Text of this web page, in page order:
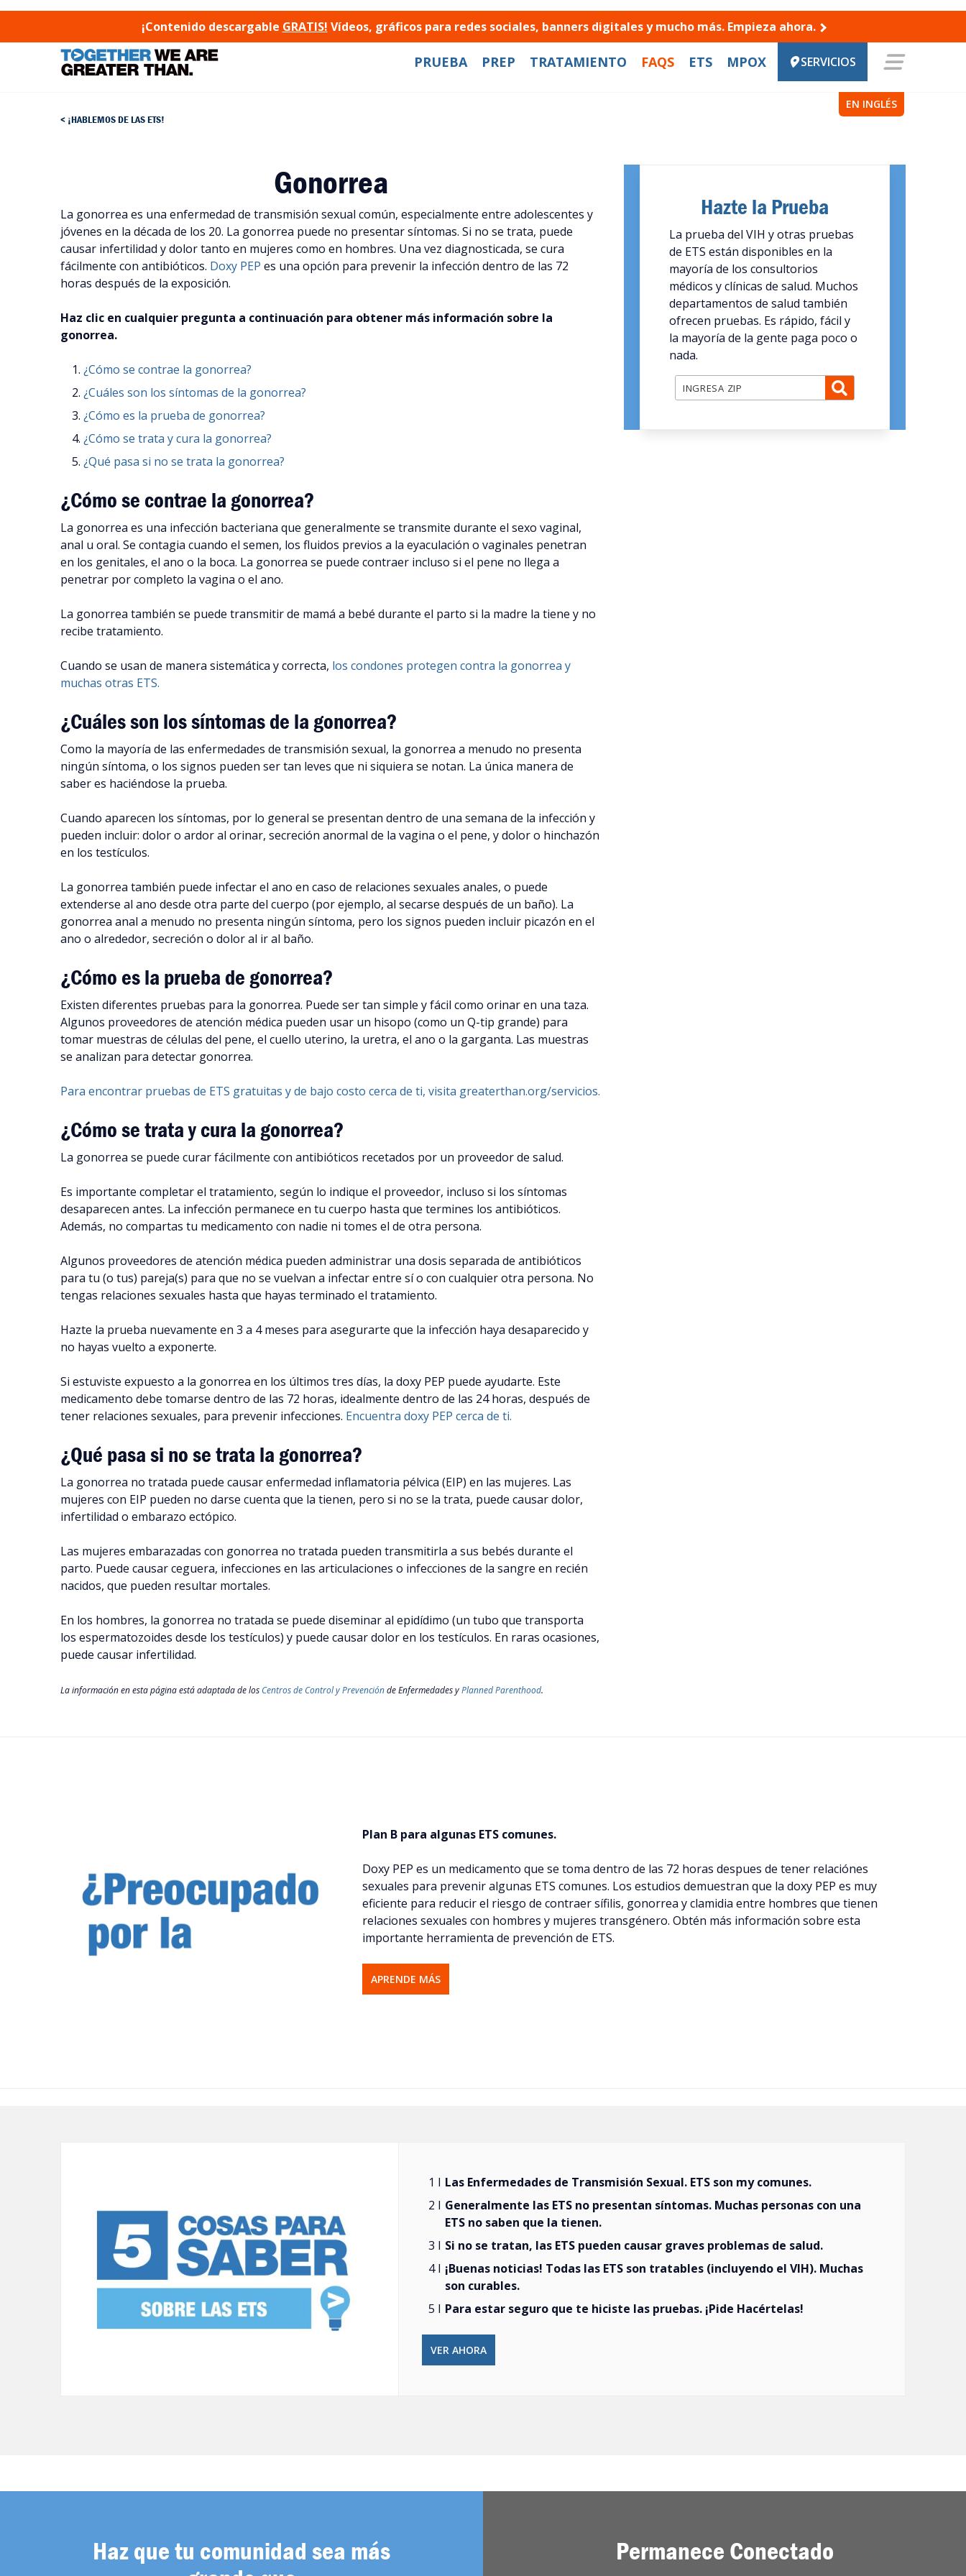
TO CONTENT
¡Contenido descargable GRATIS! Vídeos, gráficos para redes sociales, banners digitales y mucho más. Empieza ahora.
PRUEBA PREP TRATAMIENTO FAQS ETS MPOX SERVICIOS
EN INGLÉS
¡HABLEMOS DE LAS ETS!
Gonorrea
La gonorrea es una enfermedad de transmisión sexual común, especialmente entre adolescentes y
jóvenes en la década de los 20. La gonorrea puede no presentar síntomas. Si no se trata, puede
causar infertilidad y dolor tanto en mujeres como en hombres. Una vez diagnosticada, se cura
fácilmente con antibióticos. Doxy PEP es una opción para prevenir la infección dentro de las 72
horas después de la exposición.
Haz clic en cualquier pregunta a continuación para obtener más información sobre la
gonorrea.
¿Cómo se contrae la gonorrea?
¿Cuáles son los síntomas de la gonorrea?
¿Cómo es la prueba de gonorrea?
¿Cómo se trata y cura la gonorrea?
¿Qué pasa si no se trata la gonorrea?
¿Cómo se contrae la gonorrea?
La gonorrea es una infección bacteriana que generalmente se transmite durante el sexo vaginal,
anal u oral. Se contagia cuando el semen, los fluidos previos a la eyaculación o vaginales penetran
en los genitales, el ano o la boca. La gonorrea se puede contraer incluso si el pene no llega a
penetrar por completo la vagina o el ano.
La gonorrea también se puede transmitir de mamá a bebé durante el parto si la madre la tiene y no
recibe tratamiento.
Cuando se usan de manera sistemática y correcta, los condones protegen contra la gonorrea y
muchas otras ETS.
¿Cuáles son los síntomas de la gonorrea?
Como la mayoría de las enfermedades de transmisión sexual, la gonorrea a menudo no presenta
ningún síntoma, o los signos pueden ser tan leves que ni siquiera se notan. La única manera de
saber es haciéndose la prueba.
Cuando aparecen los síntomas, por lo general se presentan dentro de una semana de la infección y
pueden incluir: dolor o ardor al orinar, secreción anormal de la vagina o el pene, y dolor o hinchazón
en los testículos.
La gonorrea también puede infectar el ano en caso de relaciones sexuales anales, o puede
extenderse al ano desde otra parte del cuerpo (por ejemplo, al secarse después de un baño). La
gonorrea anal a menudo no presenta ningún síntoma, pero los signos pueden incluir picazón en el
ano o alrededor, secreción o dolor al ir al baño.
¿Cómo es la prueba de gonorrea?
Existen diferentes pruebas para la gonorrea. Puede ser tan simple y fácil como orinar en una taza.
Algunos proveedores de atención médica pueden usar un hisopo (como un Q-tip grande) para
tomar muestras de células del pene, el cuello uterino, la uretra, el ano o la garganta. Las muestras
se analizan para detectar gonorrea.
Para encontrar pruebas de ETS gratuitas y de bajo costo cerca de ti, visita greaterthan.org/servicios.
¿Cómo se trata y cura la gonorrea?
La gonorrea se puede curar fácilmente con antibióticos recetados por un proveedor de salud.
Es importante completar el tratamiento, según lo indique el proveedor, incluso si los síntomas
desaparecen antes. La infección permanece en tu cuerpo hasta que termines los antibióticos.
Además, no compartas tu medicamento con nadie ni tomes el de otra persona.
Algunos proveedores de atención médica pueden administrar una dosis separada de antibióticos
para tu (o tus) pareja(s) para que no se vuelvan a infectar entre sí o con cualquier otra persona. No
tengas relaciones sexuales hasta que hayas terminado el tratamiento.
Hazte la prueba nuevamente en 3 a 4 meses para asegurarte que la infección haya desaparecido y
no hayas vuelto a exponerte.
Si estuviste expuesto a la gonorrea en los últimos tres días, la doxy PEP puede ayudarte. Este
medicamento debe tomarse dentro de las 72 horas, idealmente dentro de las 24 horas, después de
tener relaciones sexuales, para prevenir infecciones. Encuentra doxy PEP cerca de ti.
¿Qué pasa si no se trata la gonorrea?
La gonorrea no tratada puede causar enfermedad inflamatoria pélvica (EIP) en las mujeres. Las
mujeres con EIP pueden no darse cuenta que la tienen, pero si no se la trata, puede causar dolor,
infertilidad o embarazo ectópico.
Las mujeres embarazadas con gonorrea no tratada pueden transmitirla a sus bebés durante el
parto. Puede causar ceguera, infecciones en las articulaciones o infecciones de la sangre en recién
nacidos, que pueden resultar mortales.
En los hombres, la gonorrea no tratada se puede diseminar al epidídimo (un tubo que transporta
los espermatozoides desde los testículos) y puede causar dolor en los testículos. En raras ocasiones,
puede causar infertilidad.
La información en esta página está adaptada de los Centros de Control y Prevenciónde Enfermedades yPlanned Parenthood.
Hazte la Prueba
La prueba del VIH y otras pruebas
de ETS están disponibles en la
mayoría de los consultorios
médicos y clínicas de salud. Muchos
departamentos de salud también
ofrecen pruebas. Es rápido, fácil y
la mayoría de la gente paga poco o
nada.
INGRESA ZIP
Plan B para algunas ETS comunes.
Doxy PEP es un medicamento que se toma dentro de las 72 horas despues de tener relaciónes
sexuales para prevenir algunas ETS comunes. Los estudios demuestran que la doxy PEP es muy
eficiente para reducir el riesgo de contraer sífilis, gonorrea y clamidia entre hombres que tienen
relaciones sexuales con hombres y mujeres transgénero. Obtén más información sobre esta
importante herramienta de prevención de ETS.
APRENDE MÁS
Las Enfermedades de Transmisión Sexual. ETS son my comunes.
Generalmente las ETS no presentan síntomas. Muchas personas con una
ETS no saben que la tienen.
Si no se tratan, las ETS pueden causar graves problemas de salud.
¡Buenas noticias! Todas las ETS son tratables (incluyendo el VIH). Muchas
son curables.
Para estar seguro que te hiciste las pruebas. ¡Pide Hacértelas!
VER AHORA
Haz que tu comunidad sea más
Permanece Conectado